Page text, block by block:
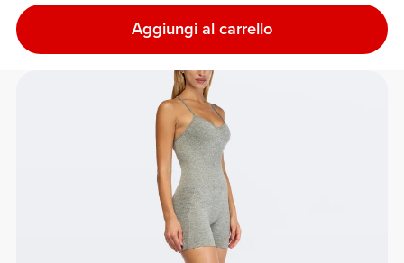
Aggiungi al carrello